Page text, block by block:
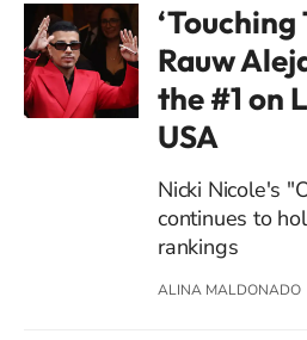
‘Touching
Rauw
the #1 on
USA
Nicki Nicole's
continues to
rankings
ALINA MALDONADO